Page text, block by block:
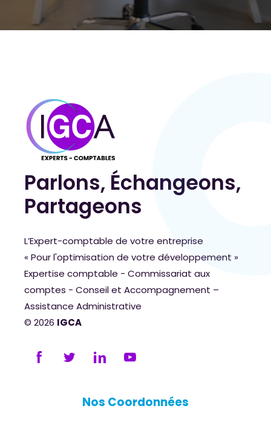
Parlons, Échangeons,
Partageons
L’Expert-comptable de votre entreprise
« Pour l'optimisation de votre développement »
Expertise comptable - Commissariat aux
comptes - Conseil et Accompagnement –
Assistance Administrative
© 2026 IGCA
Nos Coordonnées